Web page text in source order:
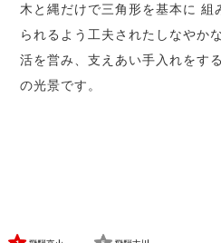
木と縄だけで三角形を基本に 組
られるよう工夫されたしなやか
活を営み、支えあい手入れをす
の光景です。